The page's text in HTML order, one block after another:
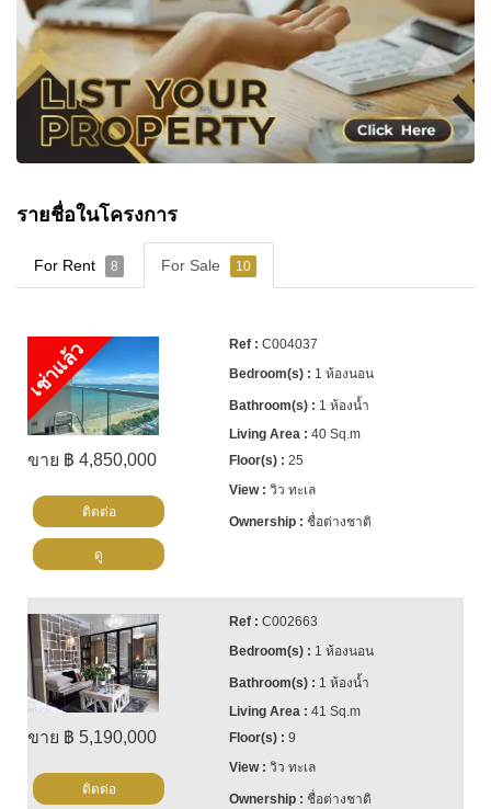
รายชื่อในโครงการ
For Rent 8 For Sale 10
เช่าแล้ว
ขาย ฿ 4,850,000
C004037
1 ห้องนอน
1 ห้องน้ำ
40 Sq.m
25
วิว ทะเล
ชื่อต่างชาติ
ติดต่อ
ดู
ขาย ฿ 5,190,000
C002663
1 ห้องนอน
1 ห้องน้ำ
41 Sq.m
9
วิว ทะเล
ชื่อต่างชาติ
ติดต่อ